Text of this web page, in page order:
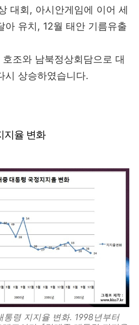
대회, 아시안게임에 이어 세
아 유치, 12월 태안 기름유출
조와 남북정상회담으로 대
시 상승하였습니다.
지율 변화
통령 지지율 변화. 1998년부터